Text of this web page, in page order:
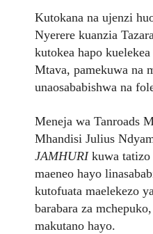
Kutokana na ujenzi
Nyerere kuanzia
kutokea hapo
Mtava, pamekuwa na
unaosababishwa na
Meneja wa Tanroads
Mhandisi Julius
JAMHURIkuwa tatizo
maeneo hayo
kutofuata maelekezo
barabara za
makutano hayo.